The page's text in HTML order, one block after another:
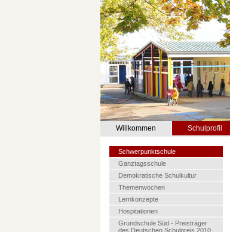
Willkommen Schulprofil
Schwerpunktschule
Ganztagsschule
Demokratische Schulkultur
Themenwochen
Lernkonzepte
Hospitationen
Grundschule Süd - Preisträger
des Deutschen Schulpreis 2010